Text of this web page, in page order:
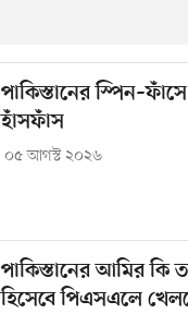
পাকিস্তানের
হাঁসফাঁস
০৫ আগস্ট ২০২৬
পাকিস্তানের আমির কি
হিসেবে পিএসএলে